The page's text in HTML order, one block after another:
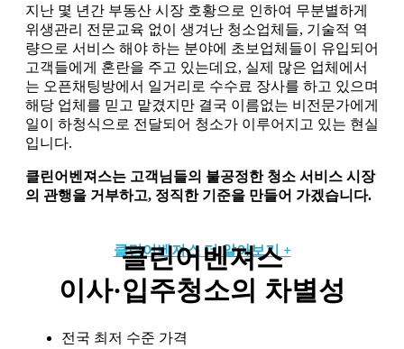
지난 몇 년간 부동산 시장 호황으로 인하여 무분별하게
위생관리 전문교육 없이 생겨난 청소업체들, 기술적 역
량으로 서비스 해야 하는 분야에 초보업체들이 유입되어
고객들에게 혼란을 주고 있는데요, 실제 많은 업체에서
는 오픈채팅방에서 일거리로 수수료 장사를 하고 있으며
해당 업체를 믿고 맡겼지만 결국 이름없는 비전문가에게
일이 하청식으로 전달되어 청소가 이루어지고 있는 현실
입니다.
클린어벤져스는 고객님들의 불공정한 청소 서비스 시장
의 관행을 거부하고, 정직한 기준을 만들어 가겠습니다.
클린어벤져스 더 알아보기 +
클린어벤져스
이사·입주청소의 차별성
전국 최저 수준 가격